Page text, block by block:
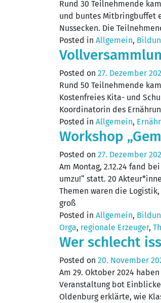
Rund 30 Teilnehmende
und buntes Mitbringbuffet
Nussecken. Die
Posted in Allgemein,
Posted on 27. Dezember
Rund 50 Teilnehmende
Kostenfreies Kita- und
Koordinatorin des
Posted in Allgemein,
Workshop
Posted on 27. Dezember
Am Montag, 2.12.24 fand
umzu!“ statt. 20
Themen waren die
groß
Posted in Allgemein,
Orga, regionale Erzeuger,
Wer schlecht
Posted on 20. November
Am 29. Oktober 2024
Veranstaltung bot
Oldenburg erklärte, wie